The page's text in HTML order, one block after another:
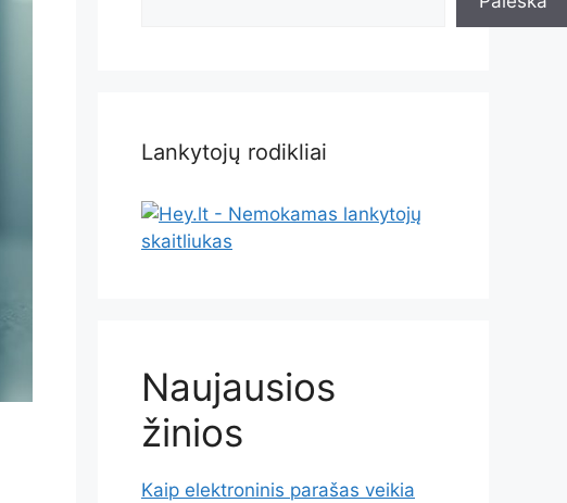
Lankytojų rodikliai
Naujausios
žinios
Kaip elektroninis parašas veikia